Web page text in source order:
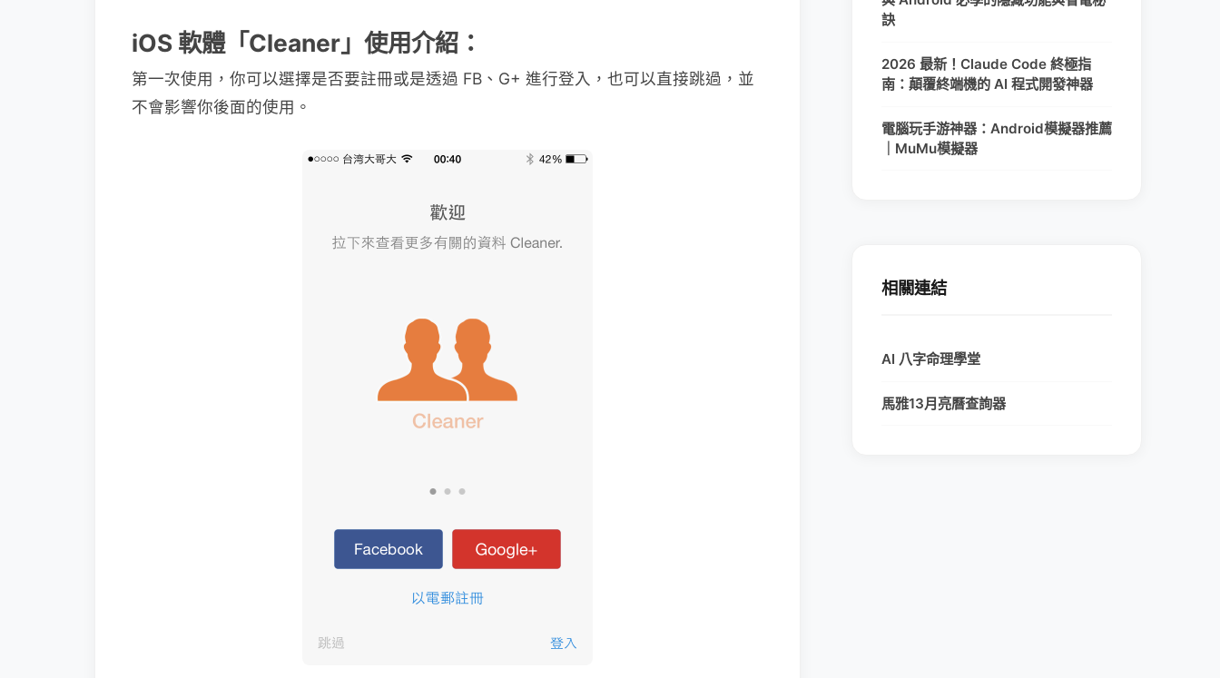
iOS 軟體「Cleaner」使用介紹：
第一次使用，你可以選擇是否要註冊或是透過 FB、G+ 進行登入，也可以直接跳過，並
不會影響你後面的使用。
訣
2026 最新！Claude Code 終極指
南：顛覆終端機的 AI 程式開發神器
電腦玩手游神器：Android模擬器推薦
｜MuMu模擬器
相關連結
AI 八字命理學堂
馬雅13月亮曆查詢器